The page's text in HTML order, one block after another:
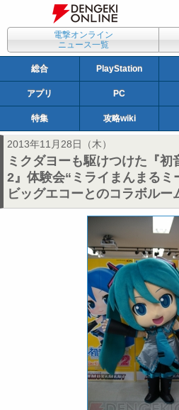
電撃オンライン
ニュース一覧
総合 PlayStation
アプリ PC
特集 攻略wiki
2013年11月28日（木）
ミクダヨーも駆けつけた『
2』体験会“ミライまんまるミ
ビッグエコーとのコラボルー